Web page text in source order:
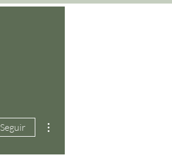
Seguir